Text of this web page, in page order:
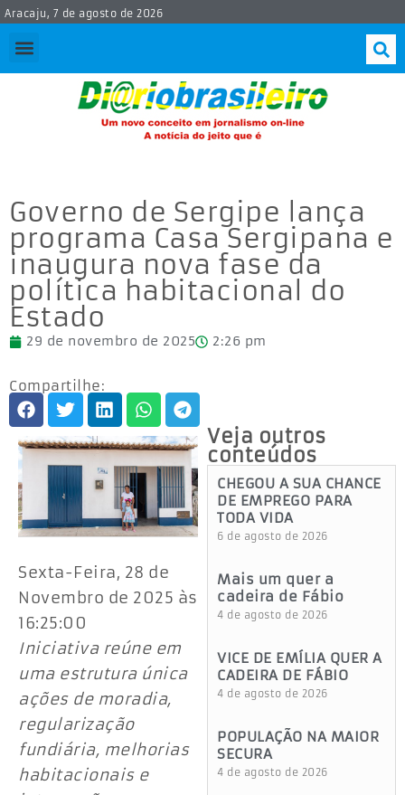
Aracaju, 7 de agosto de 2026
Governo de Sergipe lança
programa Casa Sergipana e
inaugura nova fase da
política habitacional do
Estado
29 de novembro de 2025 2:26 pm
Compartilhe:
Sexta-Feira, 28 de
Novembro de 2025 às
16:25:00
Iniciativa reúne em
uma estrutura única
ações de moradia,
regularização
fundiária, melhorias
habitacionais e
Veja outros
conteúdos
CHEGOU A SUA CHANCE
DE EMPREGO PARA
TODA VIDA
6 de agosto de 2026
Mais um quer a
cadeira de Fábio
4 de agosto de 2026
VICE DE EMÍLIA QUER A
CADEIRA DE FÁBIO
4 de agosto de 2026
POPULAÇÃO NA MAIOR
SECURA
4 de agosto de 2026